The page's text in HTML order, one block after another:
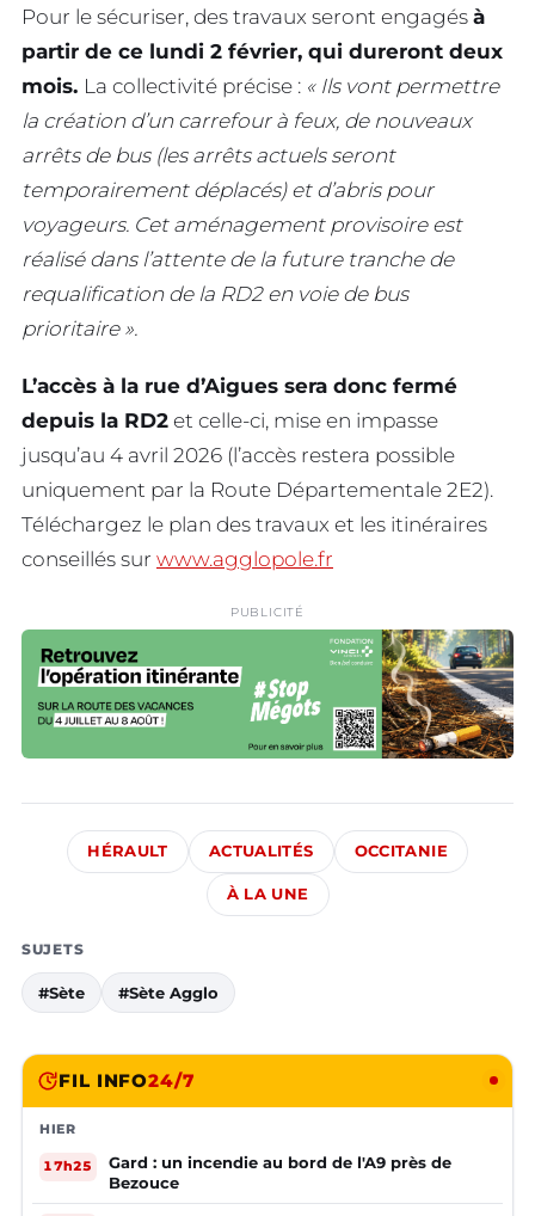
Pour le sécuriser, des travaux seront engagés à
partir de ce lundi 2 février, qui dureront deux
mois. La collectivité précise : « Ils vont permettre
la création d’un carrefour à feux, de nouveaux
arrêts de bus (les arrêts actuels seront
temporairement déplacés) et d’abris pour
voyageurs. Cet aménagement provisoire est
réalisé dans l’attente de la future tranche de
requalification de la RD2 en voie de bus
prioritaire ».
L’accès à la rue d’Aigues sera donc fermé
depuis la RD2 et celle-ci, mise en impasse
jusqu’au 4 avril 2026 (l’accès restera possible
uniquement par la Route Départementale 2E2).
Téléchargez le plan des travaux et les itinéraires
conseillés sur www.agglopole.fr
PUBLICITÉ
HÉRAULT ACTUALITÉS OCCITANIE
À LA UNE
SUJETS
#Sète #Sète Agglo
FIL INFO24/7
HIER
17h25
Gard : un incendie au bord de l'A9 près de
Bezouce